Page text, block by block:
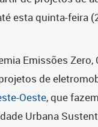
esta quinta-feira
Emissões Zero,
de
Oeste, que
Urbana